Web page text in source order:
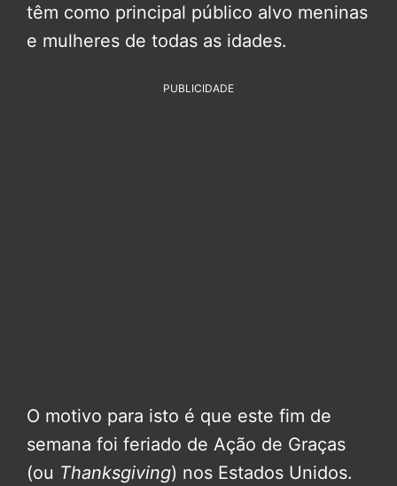
têm como principal público alvo meninas
e mulheres de todas as idades.
PUBLICIDADE
O motivo para isto é que este fim de
semana foi feriado de Ação de Graças
(ou Thanksgiving) nos Estados Unidos.